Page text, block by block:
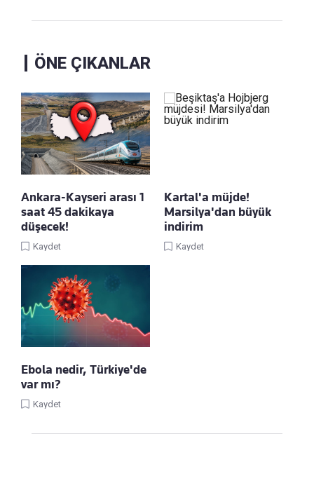
ÖNE ÇIKANLAR
Ankara-Kayseri arası 1
saat 45 dakikaya
düşecek!
Kaydet
Kartal'a müjde!
Marsilya'dan büyük
indirim
Kaydet
Ebola nedir, Türkiye'de
var mı?
Kaydet